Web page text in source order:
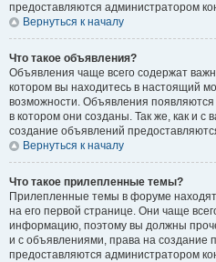
предоставляются администратором
Вернуться к началу
Что такое объявления?
Объявления чаще всего содержат
котором вы находитесь в настоящий
возможности. Объявления
в котором они созданы. Так же, как и
создание объявлений
Вернуться к началу
Что такое прилепленные темы?
Прилепленные темы в форуме
на его первой странице. Они чаще
информацию, поэтому вы должны
и с объявлениями, права на создание
предоставляются администратором